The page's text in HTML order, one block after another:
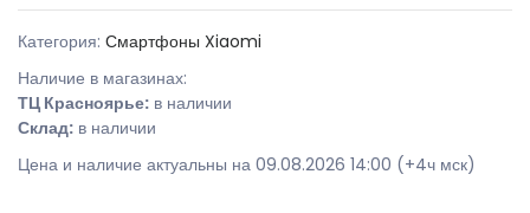
Категория: Смартфоны Xiaomi
Наличие в магазинах:
ТЦ Красноярье: в наличии
Склад: в наличии
Цена и наличие актуальны на 09.08.2026 14:00 (+4ч мск)